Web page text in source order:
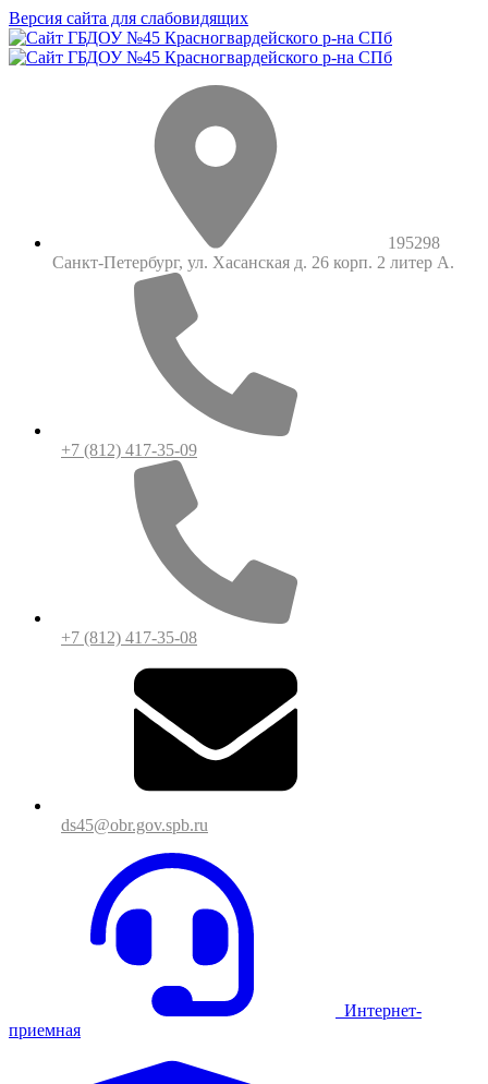
Версия сайта для слабовидящих
195298
Санкт-Петербург, ул. Хасанская д. 26 корп. 2 литер А.
+7 (812) 417-35-09
+7 (812) 417-35-08
ds45@obr.gov.spb.ru
Интернет-
приемная